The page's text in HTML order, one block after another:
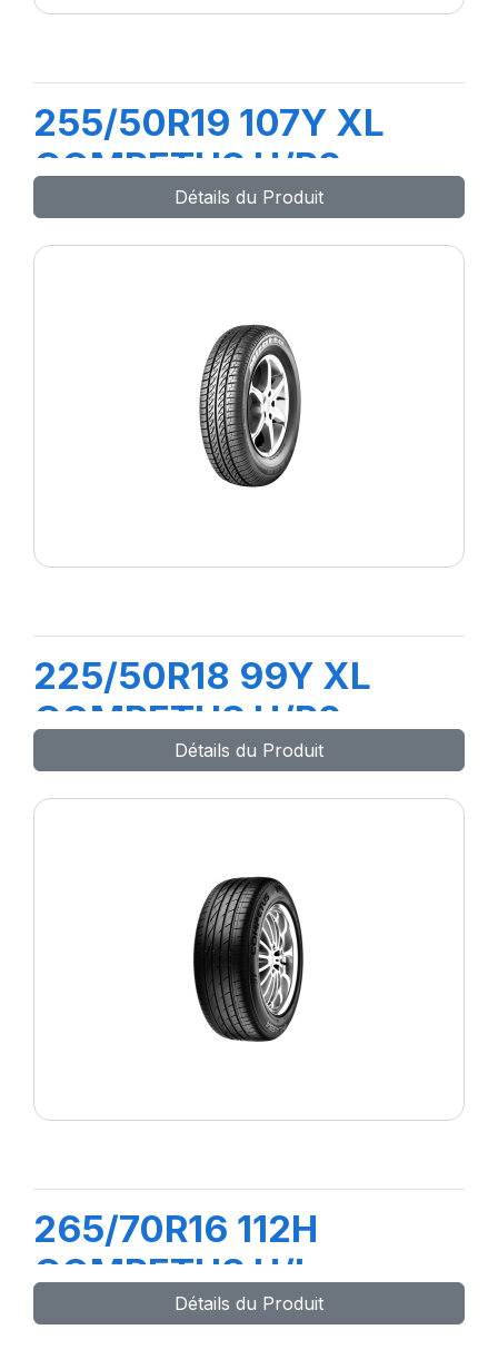
255/50R19 107Y XL
COMPETUS H/P2
Détails du Produit
225/50R18 99Y XL
COMPETUS H/P2
Détails du Produit
265/70R16 112H
COMPETUS H/L
Détails du Produit